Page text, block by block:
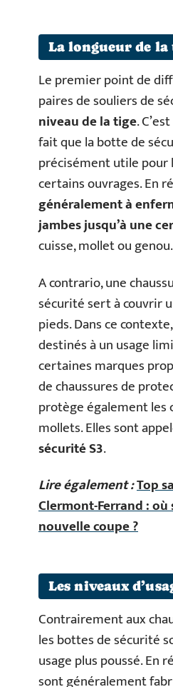
La longueur de la
Le premier point de
paires de souliers de
niveau de la tige.
fait que la botte de
précisément utile pour
certains ouvrages. En
généralement à
jambes jusqu’à une
cuisse, mollet ou genou.
A contrario, une
sécurité sert à couvrir
pieds. Dans ce
destinés à un usage
certaines marques
de chaussures de
protège également les
mollets. Elles sont
sécurité S3.
Lire également :Top
Clermont-Ferrand :
nouvelle coupe ?
Les niveaux
Contrairement aux
les bottes de sécurité
usage plus poussé. En
sont généralement